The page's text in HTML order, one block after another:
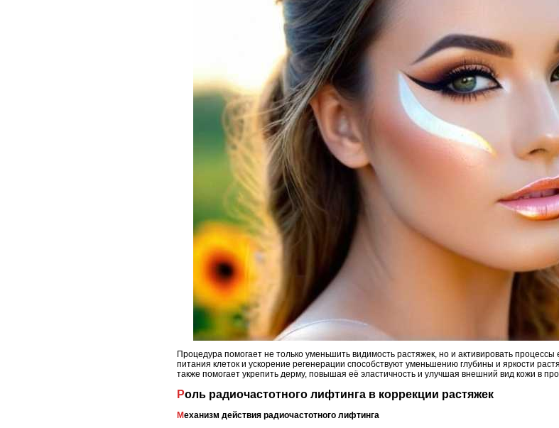
Процедура помогает не только уменьшить видимость растяжек, но и активировать
питания клеток и ускорение регенерации способствуют уменьшению глубины и яркости
также помогает укрепить дерму, повышая её эластичность и улучшая внешний вид кожи в
Роль радиочастотного лифтинга в коррекции растяжек
Механизм действия радиочастотного лифтинга